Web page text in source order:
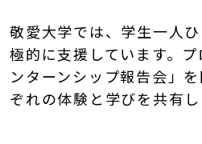
敬愛大学では、学生一人
極的に支援しています。
ンターンシップ報告会」
ぞれの体験と学びを共有し